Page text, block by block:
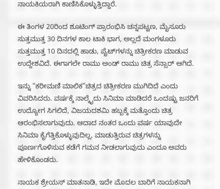
ನಾಯಕಿಯರಾಗಿ ಕಾಣಿಸಿಕೊಳ್ಳುತ್ತಿದ್ದಾರೆ.
ಈ ತಿಂಗಳ 20ರಿಂದ ಶೂಟಿಂಗ್ ಪ್ರಾರಂಭಿಸಿ ಚನ್ನಪಟ್ಟಣ, ಮೈಸೂರು
ಸುತ್ತಮುತ್ತ 30 ದಿನಗಳ‌ ಕಾಲ‌ ಟಾಕಿ ಭಾಗ, ಅಲ್ಲದೆ ಮಂಗಳೂರು
ಸುತ್ತಮುತ್ತ 10 ದಿನದಲ್ಲಿ ಹಾಡು, ಪೈಟ್‍ಗಳನ್ನು ಚಿತ್ರೀಕರಣ ಮಾಡುವ
ಉದ್ದೇಶವಿದೆ. ಈಗಾಗಲೇ ರಾಮು ಅಂಡ್ ರಾಮು ಚಿತ್ರ ಸೆನ್ಸಾರ್ ಆಗಿದೆ.
ಇನ್ನು “ಕರೀಮಣಿ ಮಾಲಿಕ”ಚಿತ್ರದ ಚಿತ್ರೀಕರಣ ಮುಗಿದಿದೆ ಎಂದು
ವಿವರಿಸಿದರು. ವರ್ಷಕ್ಕೆ ನಾಲ್ಕೈದು ಸಿನಿಮಾ ಮಾಡಿದರೆ ಒಂದಷ್ಟು ಜನರಿಗೆ
ಉದ್ಯೋಗ ಸಿಗಲಿದೆ, ವಿಜಯದಶಮಿ ಹಬ್ಬಕ್ಕೆ ಮತ್ತೊಂದು ಚಿತ್ರ
ಆರಂಭಿಸಲಾಗುವುದು. ಆದಾದ ನಂತರ ಒಂದು ವರ್ಷ ಯಾವುದೇ
ಸಿನಿಮಾ ಕೈಗೆತ್ತಿಕೊಳ್ಳುವುದಿಲ್ಲ, ಮಾಡುತ್ತಿರುವ ಚಿತ್ರಗಳನ್ನು
ಪೂರ್ಣಗೊಳಿಸುವ ಕಡೆಗೆ ಗಮನ ನೀಡಲಾಗುವುದು ಎಂದೂ ಅವರು
ಹೇಳಿಕೊಂಡರು.
ನಾಯಕ ಶ್ರೇಯಸ್ ಮಾತನಾಡಿ, ಇದೇ ಮೊದಲ ಬಾರಿಗೆ ನಾಯಕನಾಗಿ